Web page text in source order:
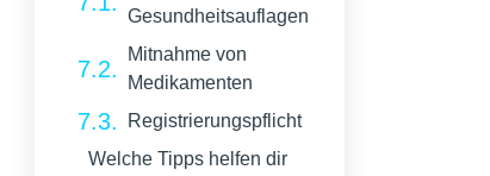
Gesundheitsauflagen
Mitnahme von
Medikamenten
Registrierungspflicht
Welche Tipps helfen dir